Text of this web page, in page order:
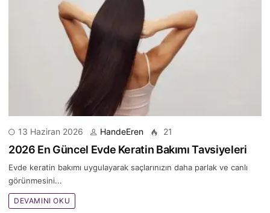
13 Haziran 2026 HandeEren 21
2026 En Güncel Evde Keratin Bakımı Tavsiyeleri
Evde keratin bakımı uygulayarak saçlarınızın daha parlak ve canlı
görünmesini...
DEVAMINI OKU